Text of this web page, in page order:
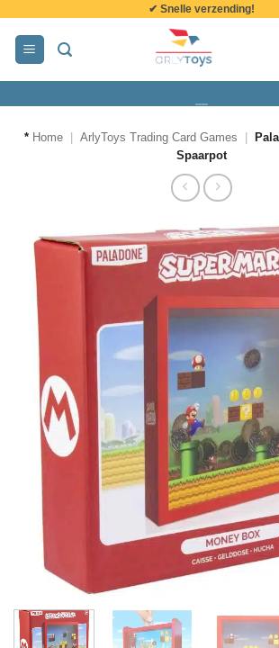
inhoud
✔ Snelle verzending!
* Home ArlyToys Trading Card Games
Spaarpot